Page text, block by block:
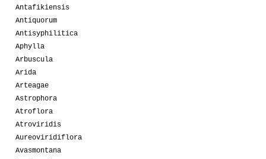
Antafikiensis
Antiquorum
Antisyphilitica
Aphylla
Arbuscula
Arida
Arteagae
Astrophora
Atroflora
Atroviridis
Aureoviridiflora
Avasmontana